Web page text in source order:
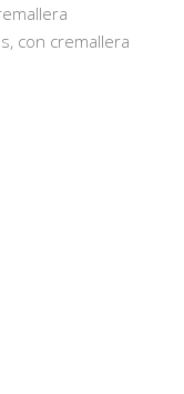
con cremallera